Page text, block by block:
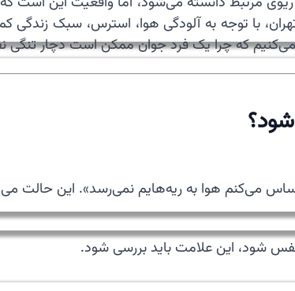
با توجه به آلودگی هوا، استرس، سبک زندگی
که چرا یک فرد جوان ممکن است دچار
می‌کنم هوا به ریه‌هایم نمی‌رسد». این حالت
نفس شود، این علامت باید بررسی شود.